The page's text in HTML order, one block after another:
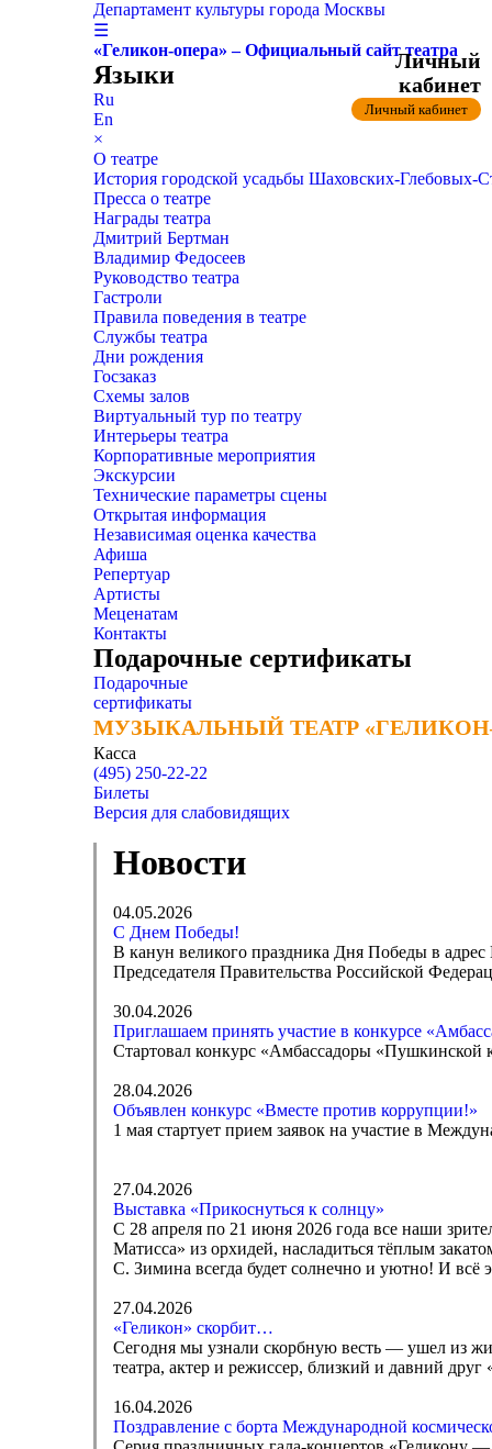
Департамент культуры города Москвы
☰
«Геликон-опера» – Официальный сайт театра
Языки
Ru
En
×
О театре
История городской усадьбы Шаховских-
Пресса о театре
Награды театра
Дмитрий Бертман
Владимир Федосеев
Руководство театра
Гастроли
Правила поведения в театре
Службы театра
Дни рождения
Госзаказ
Схемы залов
Виртуальный тур по театру
Интерьеры театра
Корпоративные мероприятия
Экскурсии
Технические параметры сцены
Открытая информация
Независимая оценка качества
Афиша
Репертуар
Артисты
Меценатам
Контакты
Подарочные сертификаты
Подарочные
сертификаты
МУЗЫКАЛЬНЫЙ ТЕАТР
МУЗЫКАЛЬНЫЙ ТЕАТР
Касса
(495) 250-22-22
Личный
кабинет
Личный кабинет
Билеты
Версия для слабовидящих
Новости
04.05.2026
С Днем Победы!
В канун великого праздника Дня Победы в адрес
Председателя Правительства Российской
30.04.2026
Приглашаем принять участие в конкурсе
Стартовал конкурс «Амбассадоры
28.04.2026
Объявлен конкурс «Вместе против коррупции!»
1 мая стартует прием заявок на участие в
27.04.2026
Выставка «Прикоснуться к солнцу»
С 28 апреля по 21 июня 2026 года все наши
Матисса» из орхидей, насладиться тёплым
С. Зимина всегда будет солнечно и уютно! И всё
27.04.2026
«Геликон» скорбит…
Сегодня мы узнали скорбную весть — ушел из
театра, актер и режиссер, близкий и давний
16.04.2026
Поздравление с борта Международной